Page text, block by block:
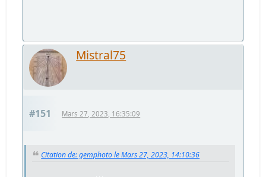
Mistral75
#151 Mars 27, 2023, 16:35:09
Citation de: gemphoto le Mars 27, 2023, 14:10:36